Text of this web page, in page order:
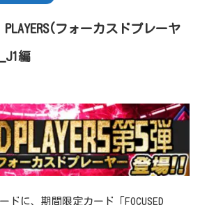
PLAYERS(フォーカスドプレーヤ
編
ドに、期間限定カード「FOCUSED